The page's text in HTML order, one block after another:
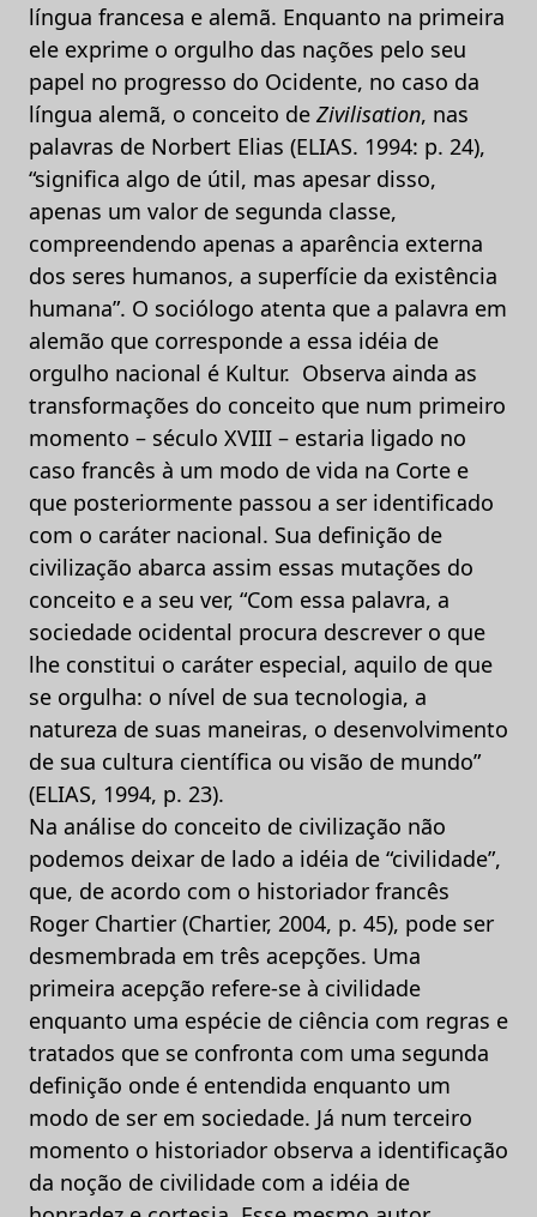
língua francesa e alemã. Enquanto na primeira
ele exprime o orgulho das nações pelo seu
papel no progresso do Ocidente, no caso da
língua alemã, o conceito de Zivilisation, nas
palavras de Norbert Elias (ELIAS. 1994: p. 24),
“significa algo de útil, mas apesar disso,
apenas um valor de segunda classe,
compreendendo apenas a aparência externa
dos seres humanos, a superfície da existência
humana”. O sociólogo atenta que a palavra em
alemão que corresponde a essa idéia de
orgulho nacional é Kultur. Observa ainda as
transformações do conceito que num primeiro
momento – século XVIII – estaria ligado no
caso francês à um modo de vida na Corte e
que posteriormente passou a ser identificado
com o caráter nacional. Sua definição de
civilização abarca assim essas mutações do
conceito e a seu ver, “Com essa palavra, a
sociedade ocidental procura descrever o que
lhe constitui o caráter especial, aquilo de que
se orgulha: o nível de sua tecnologia, a
natureza de suas maneiras, o desenvolvimento
de sua cultura científica ou visão de mundo”
(ELIAS, 1994, p. 23).
Na análise do conceito de civilização não
podemos deixar de lado a idéia de “civilidade”,
que, de acordo com o historiador francês
Roger Chartier (Chartier, 2004, p. 45), pode ser
desmembrada em três acepções. Uma
primeira acepção refere-se à civilidade
enquanto uma espécie de ciência com regras e
tratados que se confronta com uma segunda
definição onde é entendida enquanto um
modo de ser em sociedade. Já num terceiro
momento o historiador observa a identificação
da noção de civilidade com a idéia de